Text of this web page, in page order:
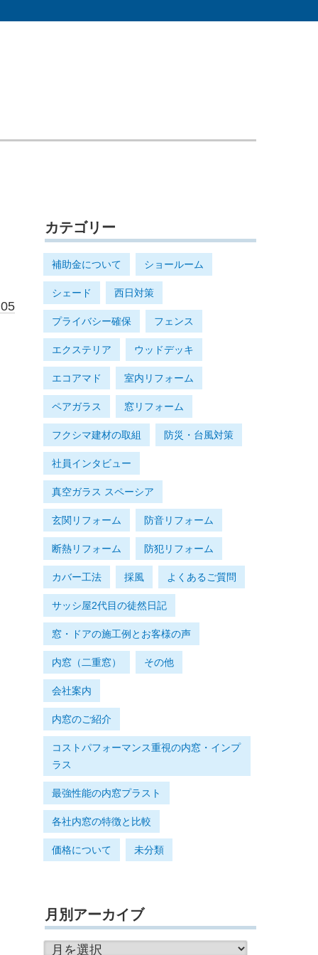
カテゴリー
補助金について ショールーム
シェード 西日対策
プライバシー確保 フェンス
エクステリア ウッドデッキ
エコアマド 室内リフォーム
ペアガラス 窓リフォーム
フクシマ建材の取組
社員インタビュー
防災・台風対策
真空ガラス スペーシア
玄関リフォーム 防音リフォーム
断熱リフォーム 防犯リフォーム
カバー工法 採風 よくあるご質問
サッシ屋2代目の徒然日記
窓・ドアの施工例とお客様の声
内窓（二重窓） その他
会社案内
内窓のご紹介
コストパフォーマンス重視の内窓・インプ
ラス
最強性能の内窓プラスト
各社内窓の特徴と比較
価格について 未分類
月別アーカイブ
月